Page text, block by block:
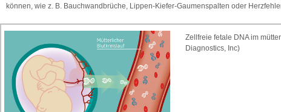
können, wie z. B. Bauchwandbrüche, Lippen-Kiefer-Gaumenspalten oder
Zellfreie fetale DNA im
Diagnostics, Inc)